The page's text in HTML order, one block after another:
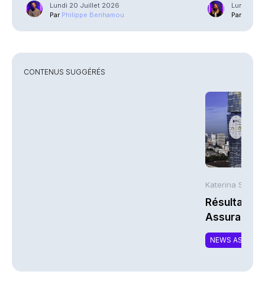
Lundi 20 Juillet 2026
Par Philippe Benhamou
Lundi 13
Par
CONTENUS SUGGÉRÉS
Katerina
Résultats
NEWS